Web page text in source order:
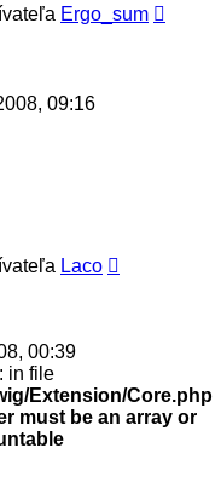
Ergo_sum
09:16
Laco
00:39
: in file
Extension/Core.php
must be an array or